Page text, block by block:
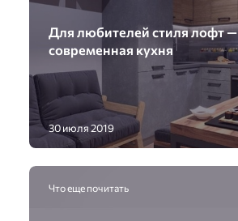
Для любителей стиля лофт —
современная кухня
30 июля 2019
Что еще почитать